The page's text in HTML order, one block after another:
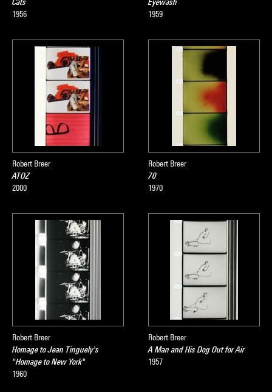
1956
1959
Robert Breer
ATOZ
2000
Robert Breer
70
1970
Robert Breer
Homage to Jean Tinguely's
"Homage to New York"
1960
Robert Breer
A Man and His Dog Out for Air
1957